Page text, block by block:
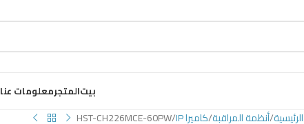
بيتالمتجرمعلومات عنا
الرئيسية أنظمة المراقبة كاميرا IP HST-CH226MCE-60PW